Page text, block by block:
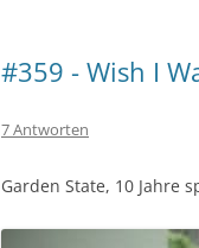
#359 - Wish I
7 Antworten
Garden State, 10 Jahre